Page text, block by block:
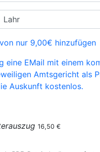
nur 9,00€ hinzufügen
eine EMail mit einem
Amtsgericht als
Auskunft kostenlos.
16,50 €